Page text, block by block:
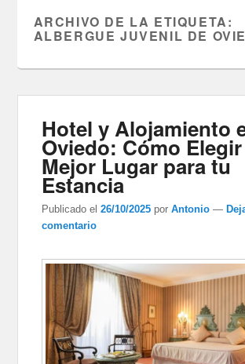
ARCHIVO DE LA ETIQUETA:
ALBERGUE JUVENIL DE
Hotel y Alojamiento
Oviedo: Cómo
Mejor Lugar para tu
Estancia
Publicado el 26/10/2025 porAntonio —
comentario